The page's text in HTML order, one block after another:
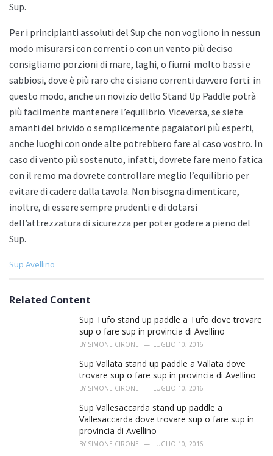
Sup.
Per i principianti assoluti del Sup che non vogliono in nessun
modo misurarsi con correnti o con un vento più deciso
consigliamo porzioni di mare, laghi, o fiumi molto bassi e
sabbiosi, dove è più raro che ci siano correnti davvero forti: in
questo modo, anche un novizio dello Stand Up Paddle potrà
più facilmente mantenere l’equilibrio. Viceversa, se siete
amanti del brivido o semplicemente pagaiatori più esperti,
anche luoghi con onde alte potrebbero fare al caso vostro. In
caso di vento più sostenuto, infatti, dovrete fare meno fatica
con il remo ma dovrete controllare meglio l’equilibrio per
evitare di cadere dalla tavola. Non bisogna dimenticare,
inoltre, di essere sempre prudenti e di dotarsi
dell’attrezzatura di sicurezza per poter godere a pieno del
Sup.
C
e
Sup Avellino
Related Content
Sup Tufo stand up paddle a Tufo dove trovare
sup o fare sup in provincia di Avellino
BY SIMONE CIRONE LUGLIO 10, 2016
Sup Vallata stand up paddle a Vallata dove
trovare sup o fare sup in provincia di Avellino
BY SIMONE CIRONE LUGLIO 10, 2016
Sup Vallesaccarda stand up paddle a
Vallesaccarda dove trovare sup o fare sup in
provincia di Avellino
BY SIMONE CIRONE LUGLIO 10, 2016